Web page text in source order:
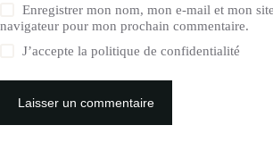
Enregistrer mon nom, mon e-mail et mon
navigateur pour mon prochain commentaire.
J’accepte lapolitique de confidentialité
Laisser un commentaire